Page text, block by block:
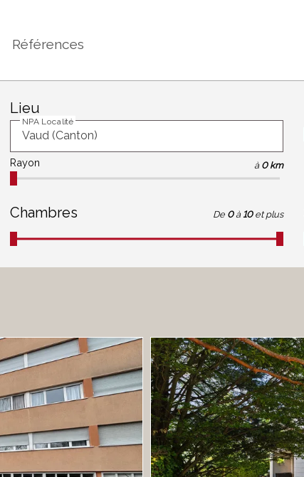
Références
Lieu
NPA Localité
Rayon à 0 km
Chambres De 0 à 10 et plus